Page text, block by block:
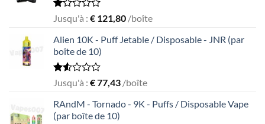
Rated
out
of
5
Jusqu'à : € 121,80 /boîte
Alien 10K - Puff Jetable / Disposable - JNR (par
boîte de 10)
Rated
out
of
5
Jusqu'à : €77,43 /boîte
RAndM - Tornado - 9K - Puffs / Disposable Vape
(par boîte de 10)